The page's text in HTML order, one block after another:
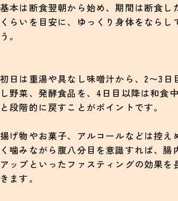
基本は断食翌朝から始め、期間は断食し
くらいを目安に、ゆっくり身体をならし
う。
初日は重湯や具なし味噌汁から、2〜3日
し野菜、発酵食品を、4日目以降は和食
と段階的に戻すことがポイントです。
揚げ物やお菓子、アルコールなどは控え
く噛みながら腹八分目を意識すれば、腸
アップといったファスティングの効果を
きます。